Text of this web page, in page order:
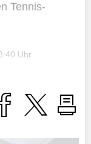
Tennis-
Uhr